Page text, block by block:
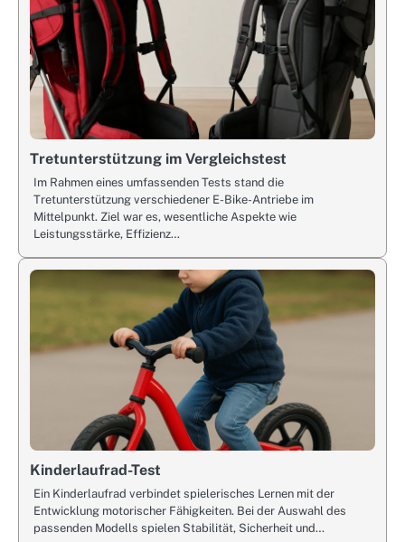
Tretunterstützung im Vergleichstest
Im Rahmen eines umfassenden Tests stand die
Tretunterstützung verschiedener E-Bike-Antriebe im
Mittelpunkt. Ziel war es, wesentliche Aspekte wie
Leistungsstärke, Effizienz…
Kinderlaufrad-Test
Ein Kinderlaufrad verbindet spielerisches Lernen mit der
Entwicklung motorischer Fähigkeiten. Bei der Auswahl des
passenden Modells spielen Stabilität, Sicherheit und…